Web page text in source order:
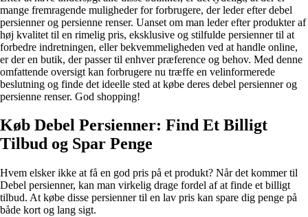
mange fremragende muligheder for forbrugere, der leder efter debel
persienner og persienne renser. Uanset om man leder efter produkter af
høj kvalitet til en rimelig pris, eksklusive og stilfulde persienner til at
forbedre indretningen, eller bekvemmeligheden ved at handle online,
er der en butik, der passer til enhver præference og behov. Med denne
omfattende oversigt kan forbrugere nu træffe en velinformerede
beslutning og finde det ideelle sted at købe deres debel persienner og
persienne renser. God shopping!
Køb Debel Persienner: Find Et Billigt
Tilbud og Spar Penge
Hvem elsker ikke at få en god pris på et produkt? Når det kommer til
Debel persienner, kan man virkelig drage fordel af at finde et billigt
tilbud. At købe disse persienner til en lav pris kan spare dig penge på
både kort og lang sigt.